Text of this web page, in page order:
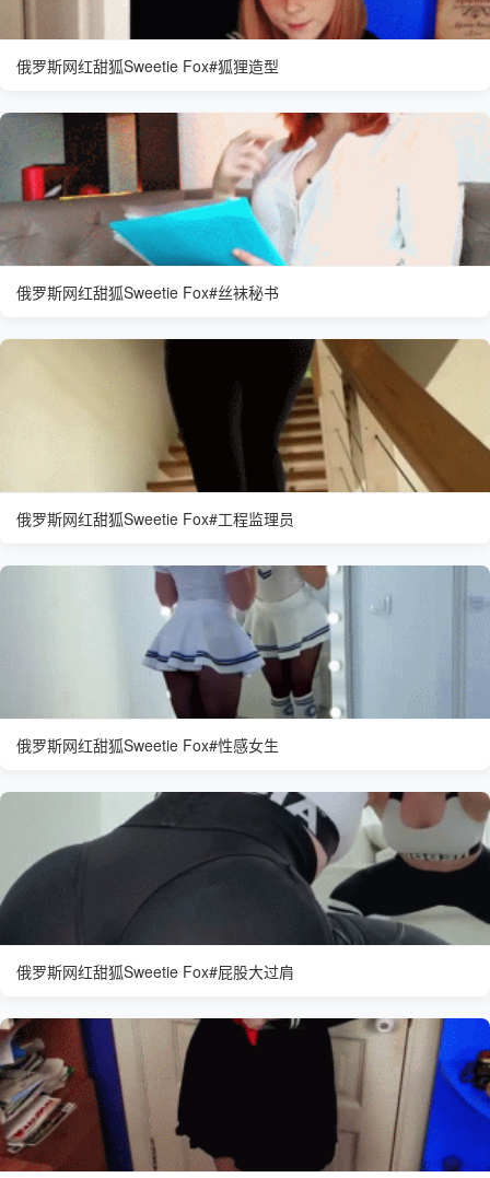
俄罗斯网红甜狐Sweetie Fox#狐狸造型
俄罗斯网红甜狐Sweetie Fox#丝袜秘书
俄罗斯网红甜狐Sweetie Fox#工程监理员
俄罗斯网红甜狐Sweetie Fox#性感女生
俄罗斯网红甜狐Sweetie Fox#屁股大过肩